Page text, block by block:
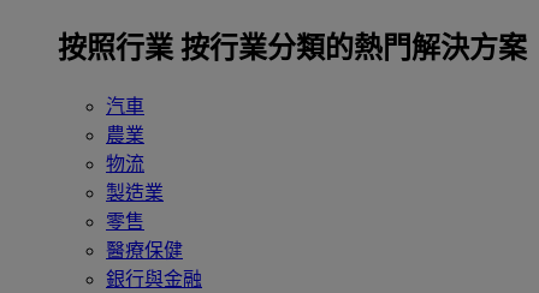
按照行業 按行業分類的熱門解決方案
汽車
農業
物流
製造業
零售
醫療保健
銀行與金融